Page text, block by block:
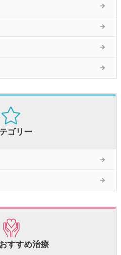
ゴリー
すすめ治療